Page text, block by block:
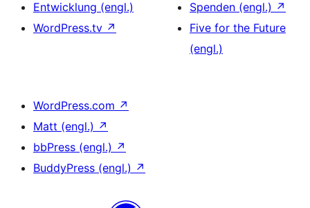
Entwicklung (engl.)
WordPress.tv ↗
Spenden (engl.) ↗
Five for the Future
(engl.)
WordPress.com ↗
Matt (engl.) ↗
bbPress (engl.) ↗
BuddyPress (engl.) ↗